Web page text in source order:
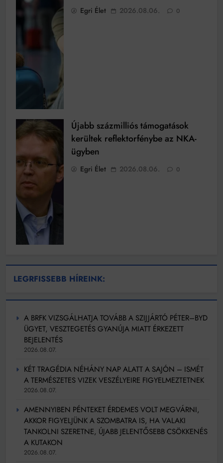
Egri Élet 2026.08.06. 0
Újabb százmilliós támogatások
kerültek reflektorfénybe az NKA-
ügyben
Egri Élet 2026.08.06. 0
LEGRFISSEBB HÍREINK:
A BRFK VIZSGÁLHATJA TOVÁBB A SZIJJÁRTÓ PÉTER–BYD
ÜGYET, VESZTEGETÉS GYANÚJA MIATT ÉRKEZETT
BEJELENTÉS
2026.08.07.
KÉT TRAGÉDIA NÉHÁNY NAP ALATT A SAJÓN – ISMÉT
A TERMÉSZETES VIZEK VESZÉLYEIRE FIGYELMEZTETNEK
2026.08.07.
AMENNYIBEN PÉNTEKET ÉRDEMES VOLT MEGVÁRNI,
AKKOR FIGYELJÜNK A SZOMBATRA IS, HA VALAKI
TANKOLNI SZERETNE, ÚJABB JELENTŐSEBB CSÖKKENÉS
A KUTAKON
2026.08.07.